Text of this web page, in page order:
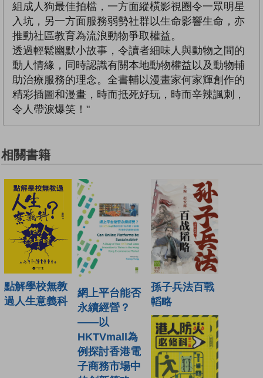
組成人狗最佳拍檔，一方面縱橫影視圈令一眾明星
入坑，另一方面服務弱勢社群以生命影響生命，亦
推動社區教育為流浪動物爭取權益。
透過輕鬆幽默小故事，令讀者細味人與動物之間的
動人情緣，同時認識有關本地動物權益以及動物輔
助治療服務的理念。全書輔以漫畫家何家輝創作的
精彩插圖和漫畫，時而抵死好玩，時而辛辣諷刺，
令人帶淚爆笑！"
相關書籍
點解學校無教
過人生意義科
網上平台能否
永續經營？
——以
HKTVmall為
例探討香港電
子商務市場中
孫子兵法百戰
轁略